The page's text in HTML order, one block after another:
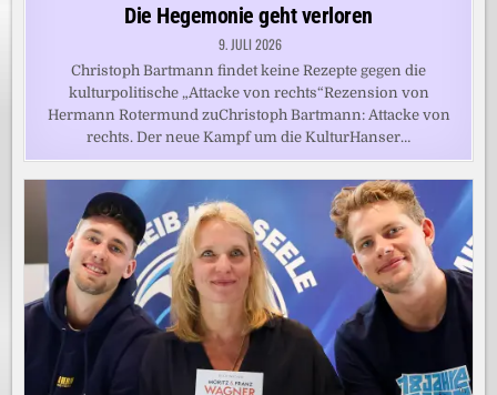
Die Hegemonie geht verloren
9. JULI 2026
Christoph Bartmann findet keine Rezepte gegen die
kulturpolitische „Attacke von rechts“Rezension von
Hermann Rotermund zuChristoph Bartmann: Attacke von
rechts. Der neue Kampf um die KulturHanser…